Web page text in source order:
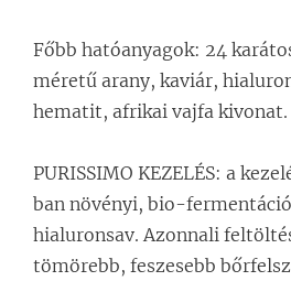
Főbb hatóanyagok: 24
méretű arany, kaviár,
hematit, afrikai vajfa kivonat.
PURISSIMO KEZELÉS: a
ban növényi, bio-
hialuronsav. Azonnali
tömörebb, feszesebb